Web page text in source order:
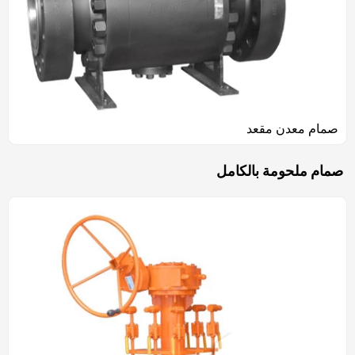
صمام معدن مقعد
صمام ملحومة بالكامل